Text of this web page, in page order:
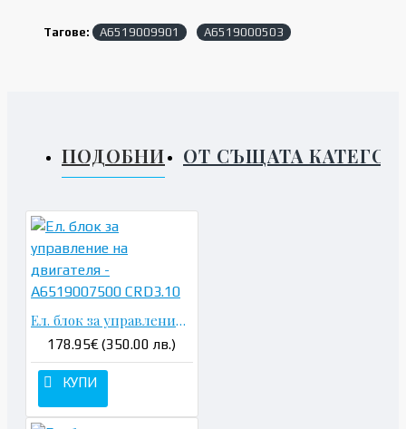
Тагове: A6519009901 A6519000503
ПОДОБНИ ОТ СЪЩАТА
Ел. блок за управление на двигателя - A6519007500 CRD3.10
178.95€ (350.00 лв.)
КУПИ